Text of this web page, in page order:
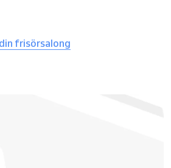
frisörsalong